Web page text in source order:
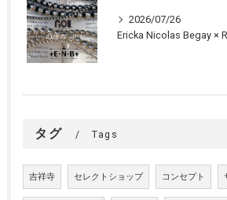
2026/07/26
Ericka Nicolas Begay ×
タグ Tags
吉祥寺 セレクトショップ コンセプト